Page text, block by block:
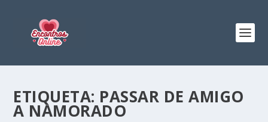
ETIQUETA: PASSAR DE AMIGO
A NAMORADO